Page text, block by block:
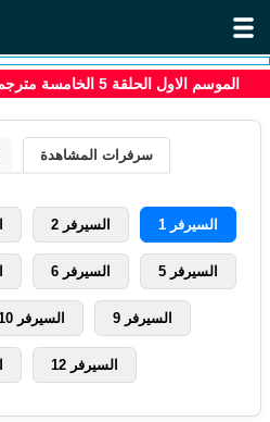
> مسلسل Dark الموسم الاول الحلقة 5 الخامسة مترجم
سرفرات المشاهدة
السيرفر 1 السيرفر 2
السيرفر 5 السيرفر 6
السيرفر 9 السيرفر 10
السيرفر 12